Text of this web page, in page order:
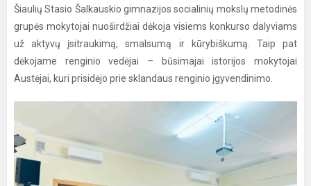
Šiaulių Stasio Šalkauskio gimnazijos socialinių mokslų metodinės
grupės mokytojai nuoširdžiai dėkoja visiems konkurso dalyviams
už aktyvų įsitraukimą, smalsumą ir kūrybiškumą. Taip pat
dėkojame renginio vedėjai – būsimajai istorijos mokytojai
Austėjai, kuri prisidėjo prie sklandaus renginio įgyvendinimo.